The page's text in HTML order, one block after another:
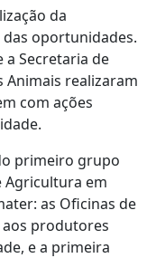
da
oportunidades.
a Secretaria de
Animais realizaram
com ações
primeiro grupo
Agricultura em
as Oficinas de
aos produtores
e a primeira